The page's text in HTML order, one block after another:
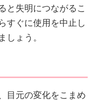
と失明につながるこ
すぐに使用を中止し
ょう。
目元の変化をこまめ